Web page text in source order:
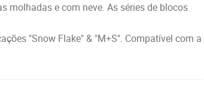
molhadas e com neve. As séries de blocos
"Snow Flake" & "M+S". Compatível com a